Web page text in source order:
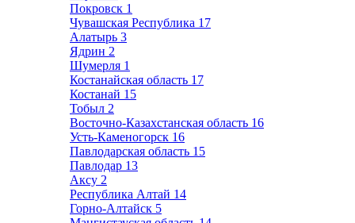
Покровск 1
Чувашская Республика 17
Алатырь 3
Ядрин 2
Шумерля 1
Костанайская область 17
Костанай 15
Тобыл 2
Восточно-Казахстанская область 16
Усть-Каменогорск 16
Павлодарская область 15
Павлодар 13
Аксу 2
Республика Алтай 14
Горно-Алтайск 5